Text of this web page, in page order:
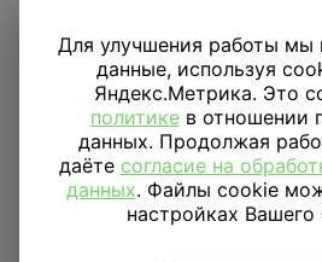
Для улучшения работы
данные, используя
Яндекс.Метрика. Это
политикев отношении
данных. Продолжая
даёте согласие на
данных. Файлы cookie
настройках Вашего